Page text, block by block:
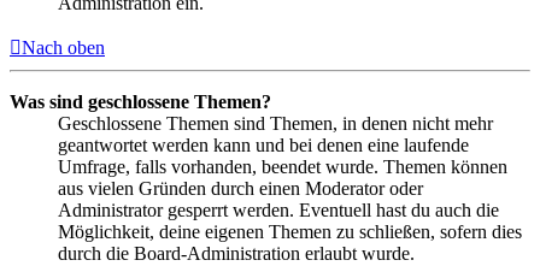
Nach oben
Was sind geschlossene Themen?
Geschlossene Themen sind Themen, in denen nicht mehr
geantwortet werden kann und bei denen eine laufende
Umfrage, falls vorhanden, beendet wurde. Themen können
aus vielen Gründen durch einen Moderator oder
Administrator gesperrt werden. Eventuell hast du auch die
Möglichkeit, deine eigenen Themen zu schließen, sofern dies
durch die Board-Administration erlaubt wurde.